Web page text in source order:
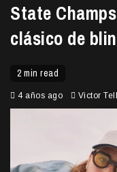
State
clásico de
2 min read
4 años ago Victor